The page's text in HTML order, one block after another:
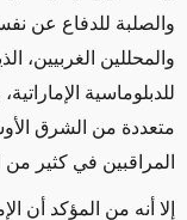
والصلبة للدفاع عن
والمحللين الغربيين،
للدبلوماسية
متعددة من الشرق
المراقبين في كثير من
إلا أنه من المؤكد أن